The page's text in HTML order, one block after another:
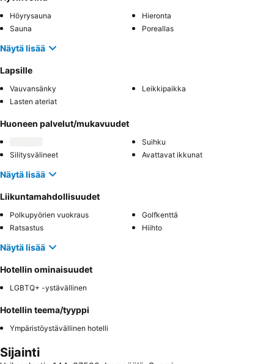
Höyrysauna
Hieronta
Sauna
Poreallas
Näytä lisää
Lapsille
Vauvansänky
Leikkipaikka
Lasten ateriat
Huoneen palvelut/mukavuudet
Suihku
Silitysvälineet
Avattavat ikkunat
Näytä lisää
Liikuntamahdollisuudet
Polkupyörien vuokraus
Golfkenttä
Ratsastus
Hiihto
Näytä lisää
Hotellin ominaisuudet
LGBTQ+ -ystävällinen
Hotellin teema/tyyppi
Ympäristöystävällinen hotelli
Sijainti